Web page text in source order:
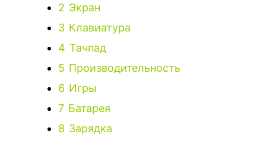
2 Экран
3 Клавиатура
4 Тачпад
5 Производительность
6 Игры
7 Батарея
8 Зарядка